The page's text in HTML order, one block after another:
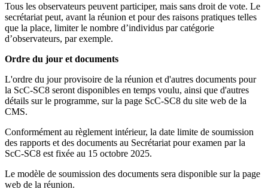
Tous les observateurs peuvent participer, mais sans droit de vote. Le
secrétariat peut, avant la réunion et pour des raisons pratiques telles
que la place, limiter le nombre d’individus par catégorie
d’observateurs, par exemple.
Ordre du jour et documents
L'ordre du jour provisoire de la réunion et d'autres documents pour
la ScC-SC8 seront disponibles en temps voulu, ainsi que d'autres
détails sur le programme, sur la page ScC-SC8 du site web de la
CMS.
Conformément au règlement intérieur, la date limite de soumission
des rapports et des documents au Secrétariat pour examen par la
ScC-SC8 est fixée au 15 octobre 2025.
Le modèle de soumission des documents sera disponible sur la page
web de la réunion.